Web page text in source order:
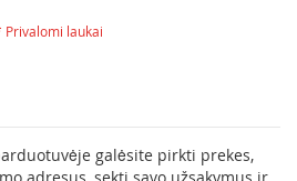
galėsite pirkti prekes,
adresus, sekti savo užsakymus ir